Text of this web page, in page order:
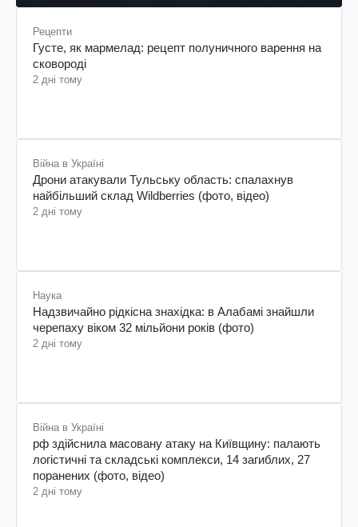
Рецепти
Густе, як мармелад: рецепт полуничного варення на
сковороді
2 дні тому
Війна в Україні
Дрони атакували Тульську область: спалахнув
найбільший склад Wildberries (фото, відео)
2 дні тому
Наука
Надзвичайно рідкісна знахідка: в Алабамі знайшли
черепаху віком 32 мільйони років (фото)
2 дні тому
Війна в Україні
рф здійснила масовану атаку на Київщину: палають
логістичні та складські комплекси, 14 загиблих, 27
поранених (фото, відео)
2 дні тому